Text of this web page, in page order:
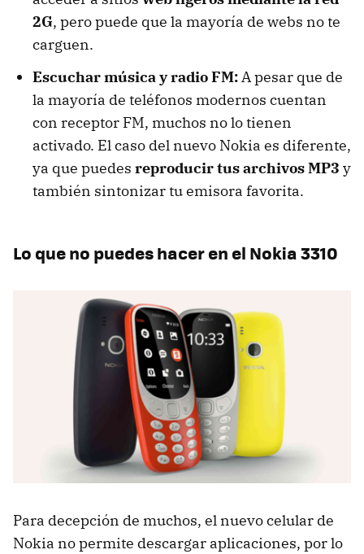
2G, pero puede que la mayoría de webs no te
carguen.
Escuchar música y radio FM:A pesar que de
la mayoría de teléfonos modernos cuentan
con receptor FM, muchos no lo tienen
activado. El caso del nuevo Nokia es diferente,
ya que puedes reproducir tus archivos MP3 y
también sintonizar tu emisora favorita.
Lo que no puedes hacer en el Nokia 3310
Para decepción de muchos, el nuevo celular de
Nokia no permite descargar aplicaciones, por lo